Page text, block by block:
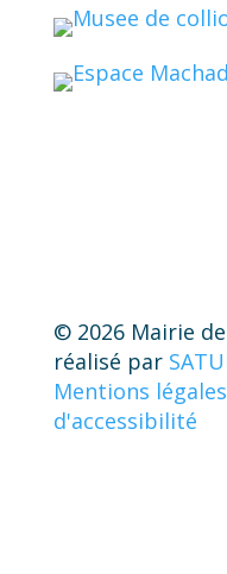
© 2026 Mairie
réalisé par
Mentions légales
d'accessibilité